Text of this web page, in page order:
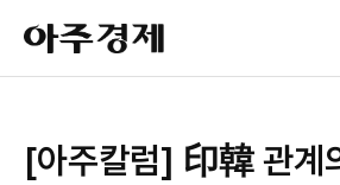
아
주
경
[아주칼럼] 印韓 관계